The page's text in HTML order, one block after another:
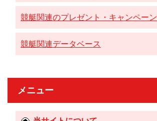
競艇関連のプレゼント・キャンペー
競艇関連データベース
メニュー